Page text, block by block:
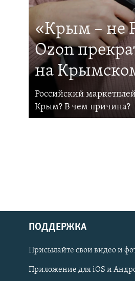
Українською
Qırımtatar
«Крым – не
Ozon
на
Российский
Крым? В чем причина?
ПОДДЕРЖКА
Присылайте свои видео и
Приложение для iOS и